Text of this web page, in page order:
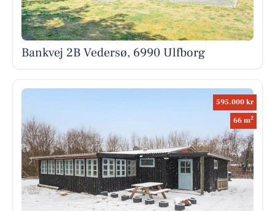
Bankvej 2B Vedersø, 6990 Ulfborg
595.000 kr
66 m2